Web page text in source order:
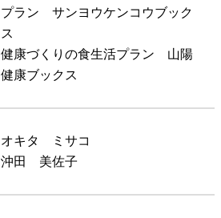
プラン サンヨウケンコウブック
ス
健康づくりの食生活プラン 山陽
健康ブックス
オキタ ミサコ
沖田 美佐子